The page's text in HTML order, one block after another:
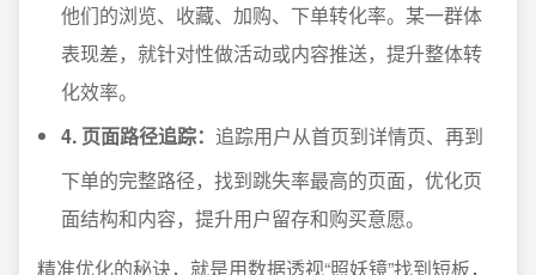
他们的浏览、收藏、加购、下单转化率。某一群体
表现差，就针对性做活动或内容推送，提升整体转
化效率。
4. 页面路径追踪： 追踪用户从首页到详情页、再到
下单的完整路径，找到跳失率最高的页面，优化页
面结构和内容，提升用户留存和购买意愿。
精准优化的秘诀，就是用数据透视“照妖镜”找到短板，